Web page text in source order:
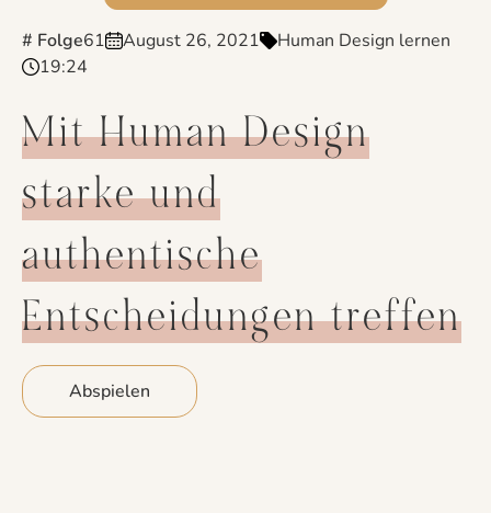
# Folge61 August 26, 2021
Human Design lernen
19:24
Mit Human Design
starke und
authentische
Entscheidungen treffen
Abspielen